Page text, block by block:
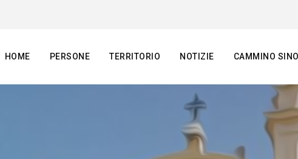
HOME PERSONE TERRITORIO NOTIZIE CAMMINO